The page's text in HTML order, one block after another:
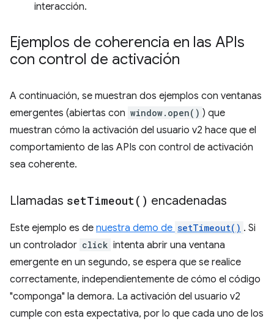
interacción.
Ejemplos de coherencia en las APIs
con control de activación
A continuación, se muestran dos ejemplos con ventanas
emergentes (abiertas con window.open() ) que
muestran cómo la activación del usuario v2 hace que el
comportamiento de las APIs con control de activación
sea coherente.
Llamadas setTimeout( ) encadenadas
Este ejemplo es de nuestra demo de setTimeout() . Si
un controlador click intenta abrir una ventana
emergente en un segundo, se espera que se realice
correctamente, independientemente de cómo el código
"componga" la demora. La activación del usuario v2
cumple con esta expectativa, por lo que cada uno de los